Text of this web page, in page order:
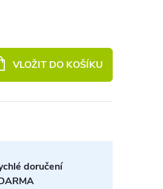
VLOŽIT DO KOŠÍKU
doručení